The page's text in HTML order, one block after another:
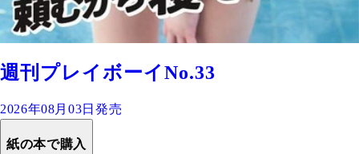
週刊プレイボーイNo.33
2026年08月03日発売
紙の本で購入